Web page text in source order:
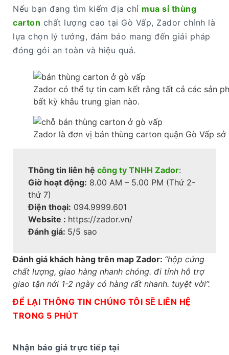
Nếu bạn đang tìm kiếm địa chỉ mua sỉ thùng
carton chất lượng cao tại Gò Vấp, Zador chính là
lựa chọn lý tưởng, đảm bảo mang đến giải pháp
đóng gói an toàn và hiệu quả.
Zador có thể tự tin cam kết rằng tất cả các sản
bất kỳ khâu trung gian nào.
Zador là đơn vị bán thùng carton quận Gò Vấp
Thông tin liên hệ công ty TNHH Zador:
Giờ hoạt động: 8.00 AM – 5.00 PM (Thứ 2-
thứ 7)
Điện thoại: 094.9999.601
Website : https://zador.vn/
Đánh giá: 5/5 sao
Đánh giá khách hàng trên map Zador: “hộp cứng
chất lượng, giao hàng nhanh chóng. đi tỉnh hỗ trợ
giao tận nới 1-2 ngày có hàng rất nhanh. tuyệt vời”.
ĐỂ LẠI THÔNG TIN CHÚNG TÔI SẼ LIÊN HỆ
TRONG 5 PHÚT
Nhận báo giá trực tiếp tại